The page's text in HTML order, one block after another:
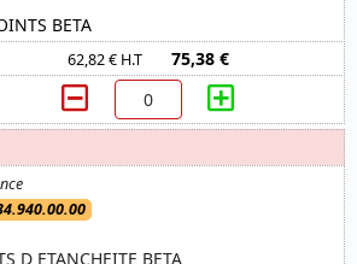
BETA
62,82 € H.T 75,38 €
D ETANCHEITE BETA